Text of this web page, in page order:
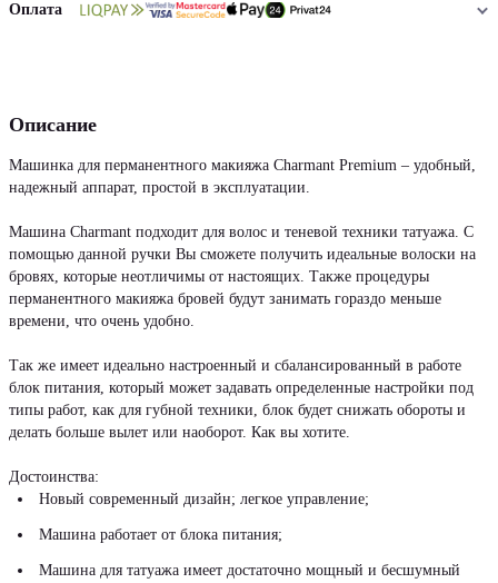
Оплата
Описание
Машинка для перманентного макияжа Charmant Premium – удобный,
надежный аппарат, простой в эксплуатации.
Машина Charmant подходит для волос и теневой техники татуажа. С
помощью данной ручки Вы сможете получить идеальные волоски на
бровях, которые неотличимы от настоящих. Также процедуры
перманентного макияжа бровей будут занимать гораздо меньше
времени, что очень удобно.
Так же имеет идеально настроенный и сбалансированный в работе
блок питания, который может задавать определенные настройки под
типы работ, как для губной техники, блок будет снижать обороты и
делать больше вылет или наоборот. Как вы хотите.
Достоинства:
Новый современный дизайн; легкое управление;
Машина работает от блока питания;
Машина для татуажа имеет достаточно мощный и бесшумный